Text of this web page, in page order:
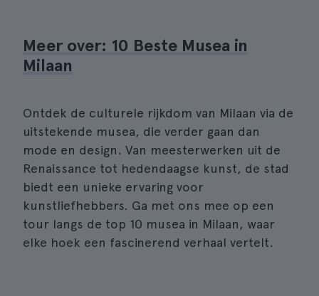
Meer over: 10 Beste Musea in
Milaan
Ontdek de culturele rijkdom van Milaan via de
uitstekende musea, die verder gaan dan
mode en design. Van meesterwerken uit de
Renaissance tot hedendaagse kunst, de stad
biedt een unieke ervaring voor
kunstliefhebbers. Ga met ons mee op een
tour langs de top 10 musea in Milaan, waar
elke hoek een fascinerend verhaal vertelt.